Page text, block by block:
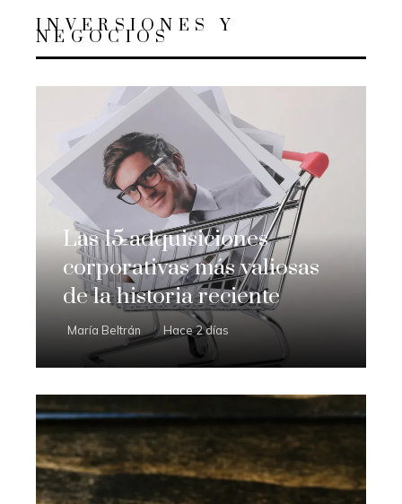
INVERSIONES Y
NEGOCIOS
Las 15 adquisiciones
corporativas más valiosas
de la historia reciente
María Beltrán Hace 2 días